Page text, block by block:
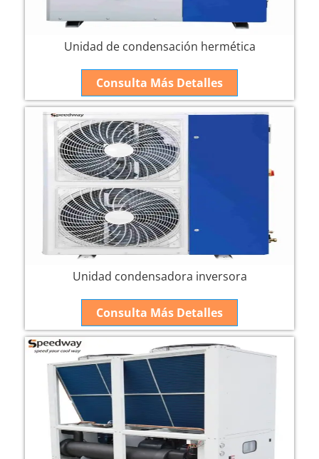
Unidad de condensación hermética
Consulta Más Detalles
Unidad condensadora inversora
Consulta Más Detalles